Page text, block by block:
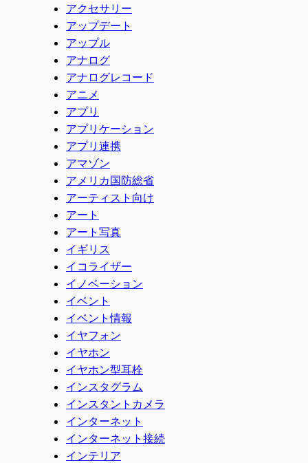
アクセサリー
アップデート
アップル
アナログ
アナログレコード
アニメ
アプリ
アプリケーション
アプリ連携
アマゾン
アメリカ国防総省
アーティスト向け
アート
アート写真
イギリス
イコライザー
イノベーション
イベント
イベント情報
イヤフォン
イヤホン
イヤホン型耳栓
インスタグラム
インスタントカメラ
インターネット
インターネット接続
インテリア